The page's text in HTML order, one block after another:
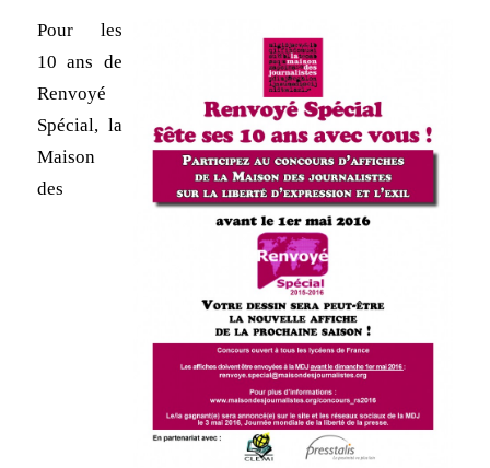
Pour les
10 ans de
Renvoyé
Spécial, la
Maison
des